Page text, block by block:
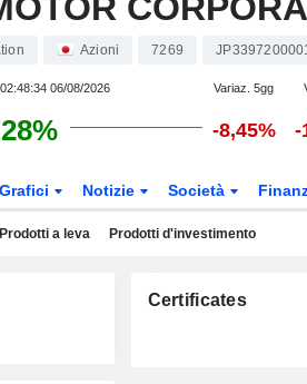
Azioni 7269
02:48:34 06/08/2026 Variaz. 5gg
-8,45% -
Grafici Notizie Società
Prodotti a leva Prodotti d'investimento
Certificates